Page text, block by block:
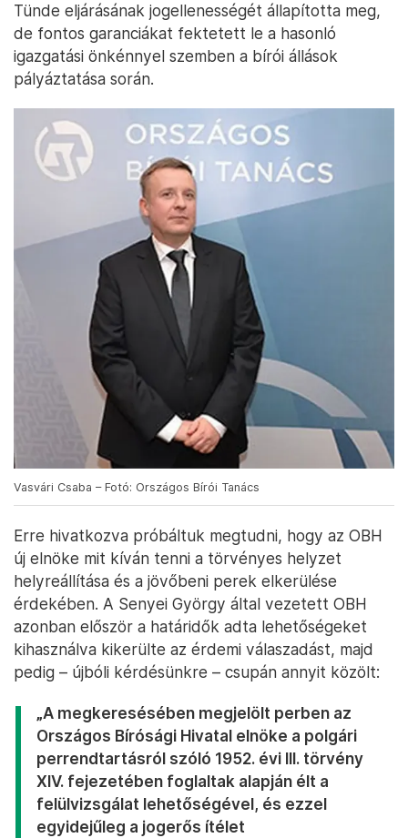
Tünde eljárásának jogellenességét állapította meg,
de fontos garanciákat fektetett le a hasonló
igazgatási önkénnyel szemben a bírói állások
pályáztatása során.
Vasvári Csaba – Fotó: Országos Bírói Tanács
Erre hivatkozva próbáltuk megtudni, hogy az OBH
új elnöke mit kíván tenni a törvényes helyzet
helyreállítása és a jövőbeni perek elkerülése
érdekében. A Senyei György által vezetett OBH
azonban először a határidők adta lehetőségeket
kihasználva kikerülte az érdemi válaszadást, majd
pedig – újbóli kérdésünkre – csupán annyit közölt:
„A megkeresésében megjelölt perben az
Országos Bírósági Hivatal elnöke a polgári
perrendtartásról szóló 1952. évi III. törvény
XIV. fejezetében foglaltak alapján élt a
felülvizsgálat lehetőségével, és ezzel
egyidejűleg a jogerős ítélet